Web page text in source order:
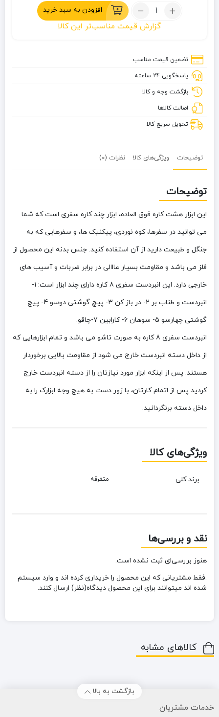
تعداد:
سفری
افزودن به سبد خرید
گزارش قیمت مناسب‌تر این کالا
تضمین قیمت مناسب
پاسخگویی 24 ساعته
بازگشت وجه و کالا
اصالت کالاها
تحویل سریع کالا
توضیحات ویژگی‌های کالا نظرات (0)
توضیحات
این ابزار هشت کاره فوق العاده، ابزار چند کاره سفری است که شما
می توانید در سفرها، کوه نوردی، پیکنیک ها، و سفرهایی که به
جنگل و طبیعت دارید از آن استفاده کنید. جنس بدنه این محصول از
فلز می باشد و مقاومت بسیار عااالی در برابر ضربات و آسیب های
خارجی دارد. این انبردست سفری 8 کاره دارای چند ابزار است: 1-
انبردست و طناب بر 2- در باز کن 3- پیچ گوشتی دوسو 4- پیچ
گوشتی چهارسو 5- سوهان 6- کارابین 7-چاقو.
انبردست سفری 8 کاره به صورت تاشو می باشد و تمام ابزارهایی که
از داخل دسته انبردست خارج می شود از مقاومت بالایی برخوردار
هستند. پس از اینکه ابزار مورد نیازتان را از دسته انبردست خارج
کردید پس از اتمام کارتان، با زور دست به هیچ وجه ابزارک را به
داخل دسته برنگردانید.
ویژگی‌های کالا
برند کلی متفرقه
نقد و بررسی‌ها
هنوز بررسی‌ای ثبت نشده است.
.فقط مشتریانی که این محصول را خریداری کرده اند و وارد سیستم
شده اند میتوانند برای این محصول دیدگاه(نظر) ارسال کنند.
کالاهای مشابه
بازگشت به بالا
خدمات مشتریان